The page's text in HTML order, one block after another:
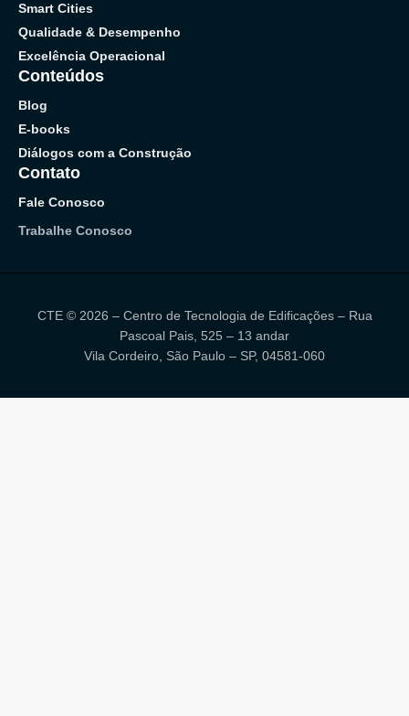
Smart Cities
Qualidade & Desempenho
Excelência Operacional
Conteúdos
Blog
E-books
Diálogos com a Construção
Contato
Fale Conosco
Trabalhe Conosco
CTE © 2026 – Centro de Tecnologia de Edificações – Rua
Pascoal Pais, 525 – 13 andar
Vila Cordeiro, São Paulo – SP, 04581-060